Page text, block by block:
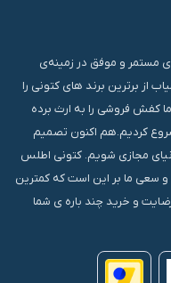
بیش از 10 سال تجربه‌ای مستمر و موفق در زمینه‌ی
برترین برند های کتونی را
کفش فروشی را به ارث برده
کردیم.هم اکنون تصمیم
مجازی شویم. کتونی اطلس
و سعی ما بر این است که کمترین
و خرید چند باره ی شما